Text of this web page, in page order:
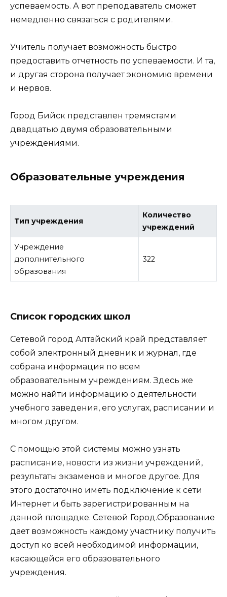
успеваемость. А вот преподаватель сможет
немедленно связаться с родителями.
Учитель получает возможность быстро
предоставить отчетность по успеваемости. И та,
и другая сторона получает экономию времени
и нервов.
Город Бийск представлен тремястами
двадцатью двумя образовательными
учреждениями.
Образовательные учреждения
Тип учреждения
Количество
учреждений
Учреждение
дополнительного
образования
322
Список городских школ
Сетевой город Алтайский край представляет
собой электронный дневник и журнал, где
собрана информация по всем
образовательным учреждениям. Здесь же
можно найти информацию о деятельности
учебного заведения, его услугах, расписании и
многом другом.
С помощью этой системы можно узнать
расписание, новости из жизни учреждений,
результаты экзаменов и многое другое. Для
этого достаточно иметь подключение к сети
Интернет и быть зарегистрированным на
данной площадке. Сетевой Город.Образование
дает возможность каждому участнику получить
доступ ко всей необходимой информации,
касающейся его образовательного
учреждения.